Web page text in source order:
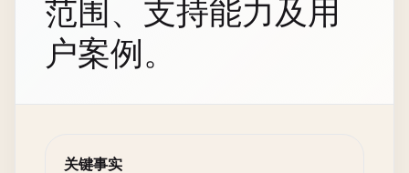
范围、支持能力及用
户案例。
关键事实